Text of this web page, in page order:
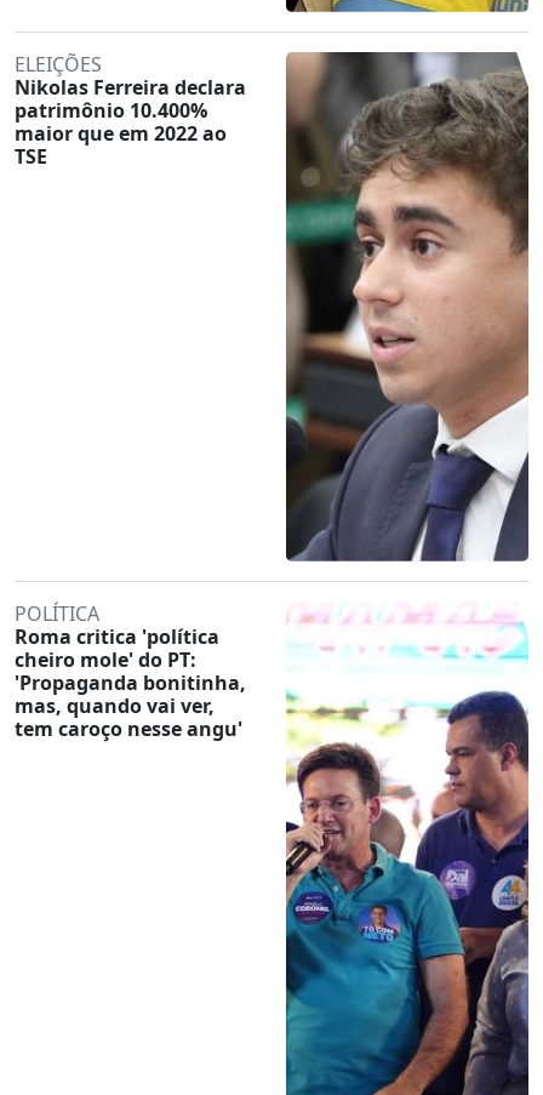
ELEIÇÕES
Nikolas Ferreira declara
patrimônio 10.400%
maior que em 2022 ao
TSE
POLÍTICA
Roma critica 'política
cheiro mole' do PT:
'Propaganda bonitinha,
mas, quando vai ver,
tem caroço nesse angu'